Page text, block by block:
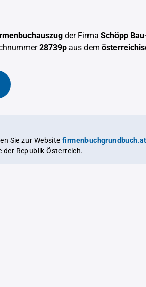
der Firma Schöpp
28739p aus dem
Sie zur Website firmenbuchgrundbuch.at
Republik Österreich.